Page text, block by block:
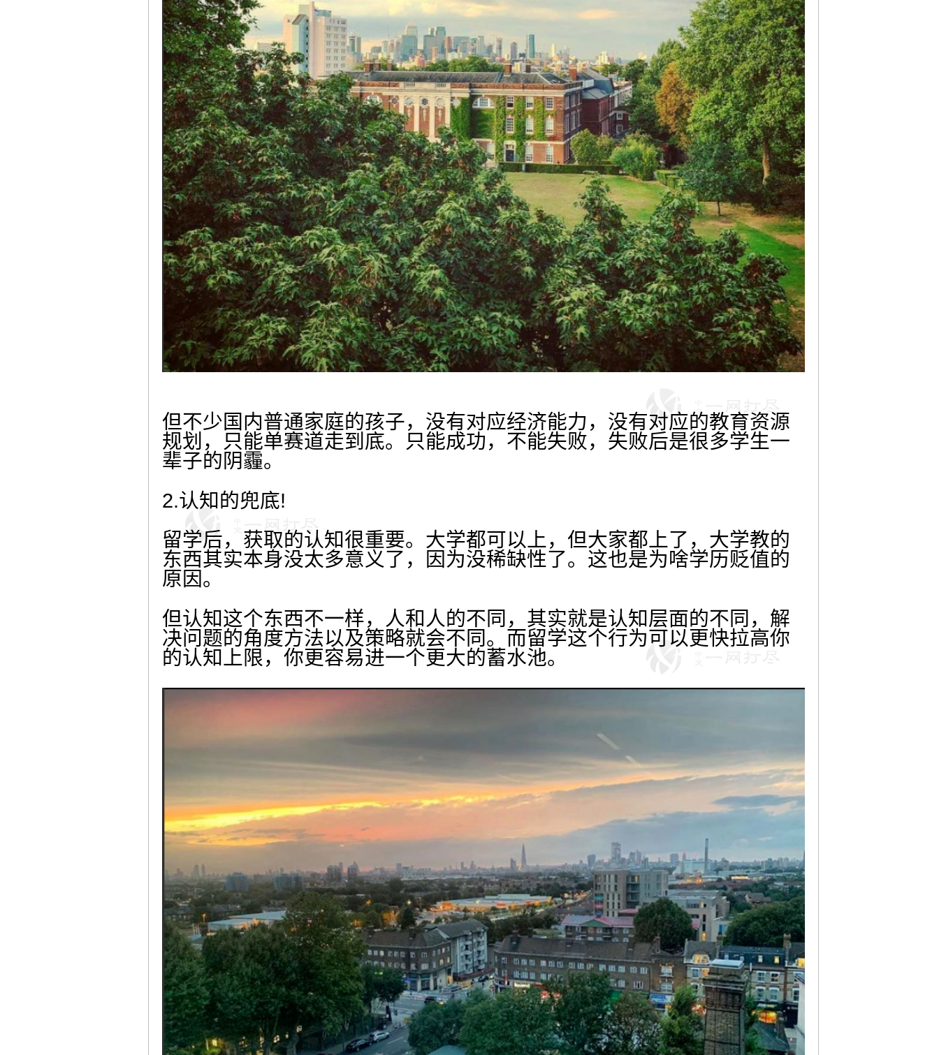
但不少国内普通家庭的孩子，没有对应经济能力，没有对应的教育资源
规划，只能单赛道走到底。只能成功，不能失败，失败后是很多学生一
辈子的阴霾。
2.认知的兜底!
留学后，获取的认知很重要。大学都可以上，但大家都上了，大学教的
东西其实本身没太多意义了，因为没稀缺性了。这也是为啥学历贬值的
原因。
但认知这个东西不一样，人和人的不同，其实就是认知层面的不同，解
决问题的角度方法以及策略就会不同。而留学这个行为可以更快拉高你
的认知上限，你更容易进一个更大的蓄水池。